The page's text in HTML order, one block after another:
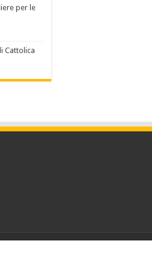
per le
Cattolica